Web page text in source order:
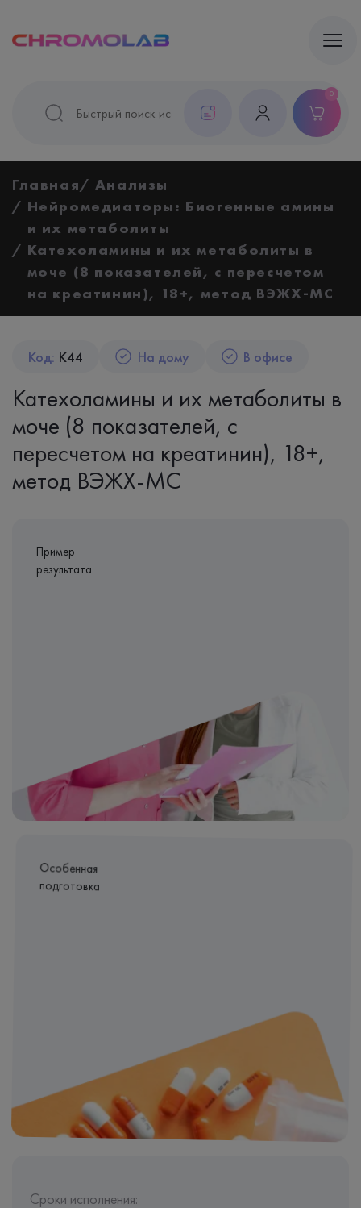
0
Главная
Анализы
Нейромедиаторы: Биогенные амины
и их метаболиты
Катехоламины и их метаболиты в
моче (8 показателей, с пересчетом
на креатинин), 18+, метод ВЭЖХ-МС
Код: K44 На дому В офисе
Катехоламины и их метаболиты в
моче (8 показателей, с
пересчетом на креатинин), 18+,
метод ВЭЖХ-МС
Пример
результата
Особенная
подготовка
Сроки исполнения: